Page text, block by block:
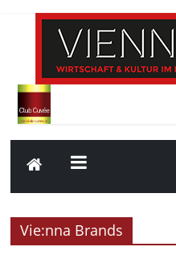
Vie:nna Brands